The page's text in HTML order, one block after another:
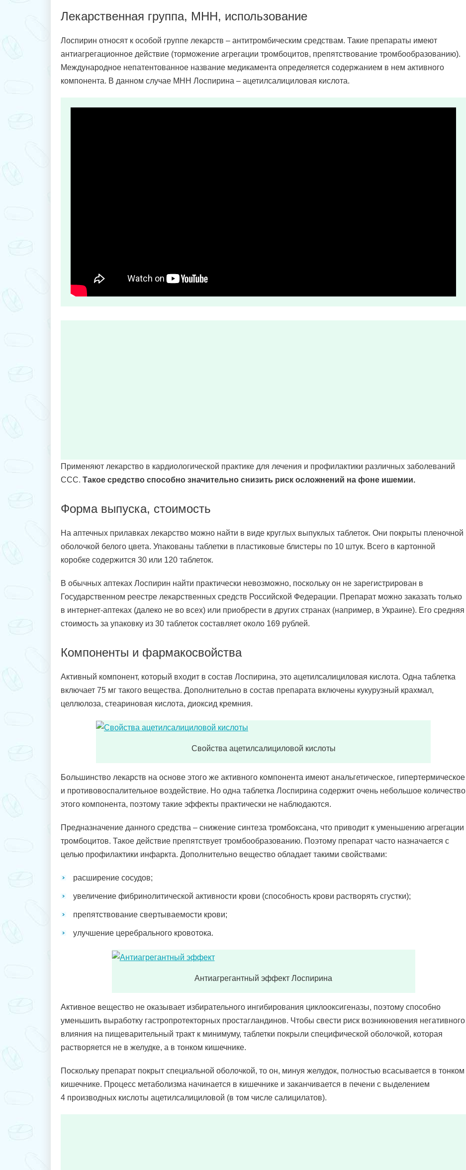
Лекарственная группа, МНН, использование
Лоспирин относят к особой группе лекарств – антитромбическим средствам. Такие препараты имеют
антиагрегационное действие (торможение агрегации тромбоцитов, препятствование тромбообразованию).
Международное непатентованное название медикамента определяется содержанием в нем активного
компонента. В данном случае МНН Лоспирина – ацетилсалициловая кислота.
Применяют лекарство в кардиологической практике для лечения и профилактики различных заболеваний
ССС. Такое средство способно значительно снизить риск осложнений на фоне ишемии.
Форма выпуска, стоимость
На аптечных прилавках лекарство можно найти в виде круглых выпуклых таблеток. Они покрыты пленочной
оболочкой белого цвета. Упакованы таблетки в пластиковые блистеры по 10 штук. Всего в картонной
коробке содержится 30 или 120 таблеток.
В обычных аптеках Лоспирин найти практически невозможно, поскольку он не зарегистрирован в
Государственном реестре лекарственных средств Российской Федерации. Препарат можно заказать только
в интернет-аптеках (далеко не во всех) или приобрести в других странах (например, в Украине). Его средняя
стоимость за упаковку из 30 таблеток составляет около 169 рублей.
Компоненты и фармакосвойства
Активный компонент, который входит в состав Лоспирина, это ацетилсалициловая кислота. Одна таблетка
включает 75 мг такого вещества. Дополнительно в состав препарата включены кукурузный крахмал,
целлюлоза, стеариновая кислота, диоксид кремния.
Свойства ацетилсалициловой кислоты
Большинство лекарств на основе этого же активного компонента имеют анальгетическое, гипертермическое
и противовоспалительное воздействие. Но одна таблетка Лоспирина содержит очень небольшое количество
этого компонента, поэтому такие эффекты практически не наблюдаются.
Предназначение данного средства – снижение синтеза тромбоксана, что приводит к уменьшению агрегации
тромбоцитов. Такое действие препятствует тромбообразованию. Поэтому препарат часто назначается с
целью профилактики инфаркта. Дополнительно вещество обладает такими свойствами:
расширение сосудов;
увеличение фибринолитической активности крови (способность крови растворять сгустки);
препятствование свертываемости крови;
улучшение церебрального кровотока.
Антиагрегантный эффект Лоспирина
Активное вещество не оказывает избирательного ингибирования циклооксигеназы, поэтому способно
уменьшить выработку гастропротекторных простагландинов. Чтобы свести риск возникновения негативного
влияния на пищеварительный тракт к минимуму, таблетки покрыли специфической оболочкой, которая
растворяется не в желудке, а в тонком кишечнике.
Поскольку препарат покрыт специальной оболочкой, то он, минуя желудок, полностью всасывается в тонком
кишечнике. Процесс метаболизма начинается в кишечнике и заканчивается в печени с выделением
4 производных кислоты ацетилсалициловой (в том числе салицилатов).